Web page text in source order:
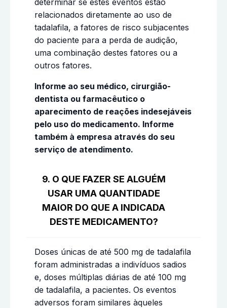
relacionados diretamente ao uso de
tadalafila, a fatores de risco subjacentes
do paciente para a perda de audição,
uma combinação destes fatores ou a
outros fatores.
Informe ao seu médico, cirurgião-
dentista ou farmacêutico o
aparecimento de reações indesejáveis
pelo uso do medicamento. Informe
também à empresa através do seu
serviço de atendimento.
9. O QUE FAZER SE ALGUÉM
USAR UMA QUANTIDADE
MAIOR DO QUE A INDICADA
DESTE MEDICAMENTO?
Doses únicas de até 500 mg de tadalafila
foram administradas a indivíduos sadios
e, doses múltiplas diárias de até 100 mg
de tadalafila, a pacientes. Os eventos
adversos foram similares àqueles